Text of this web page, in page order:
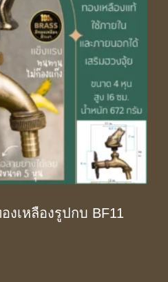
งเหลืองรูปกบ BF11